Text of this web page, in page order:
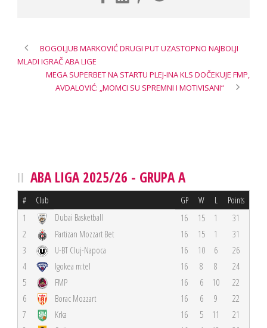
BOGOLJUB MARKOVIĆ DRUGI PUT UZASTOPNO NAJBOLJI
MLADI IGRAČ ABA LIGE
MEGA SUPERBET NA STARTU PLEJ-INA KLS DOČEKUJE FMP,
AVDALOVIĆ: „MOMCI SU SPREMNI I MOTIVISANI“
ABA LIGA 2025/26 - GRUPA A
# Club GP W L Points
1 Dubai Basketball 16 15 1
31
2
Partizan Mozzart Bet 16 15 1
31
3
U-BT Cluj-Napoca 16 10 6
26
4
Igokea m:tel 16 8 8
24
5
FMP 16 6 10
22
6
Borac Mozzart 16 6 9
22
7
Krka 16 5 11
21